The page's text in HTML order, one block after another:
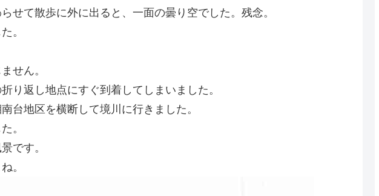
せて散歩に外に出ると、一面の曇り空でした。残念。
。
せん。
り返し地点にすぐ到着してしまいました。
台地区を横断して境川に行きました。
。
です。
。